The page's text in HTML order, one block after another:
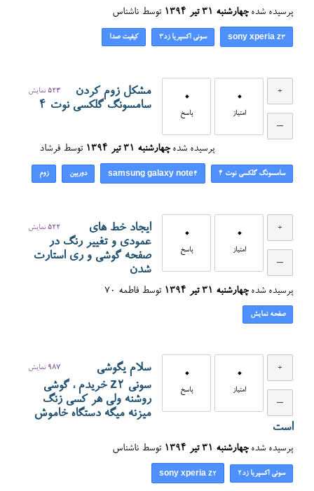
پرسیده شده چهارشنبه ۳۱ تیر ۱۳۹۴ توسط ناشناس
sony xperia z3 سونی اکسپریا زد۳ کیفیت صدا
0
امتیاز
0
پاسخ
523 نمایش
مشکل زوم کردن
سامسونگ گلکسی نوت 4
پرسیده شده چهارشنبه ۳۱ تیر ۱۳۹۴ توسط فرشاد
سامسونگ گلکسی نوت 4 samsung galaxy note4 دوربین زوم
0
امتیاز
0
پاسخ
522 نمایش
ایجاد خط های
عمودی و تغییر رنگ در
صفحه گوشی و ری استارت
شدن
پرسیده شده چهارشنبه ۳۱ تیر ۱۳۹۴ توسط فاطمه 70
صفحه نمایش
0
امتیاز
0
پاسخ
987 نمایش
سلام یگوشی
سونی z2 خریدم ، گوشی
روشنه ولی هر کسی زنگ
میزنه میگه دستگاه خاموش
است
پرسیده شده چهارشنبه ۳۱ تیر ۱۳۹۴ توسط ناشناس
سونی اکسپریا زد۲ sony xperia z2